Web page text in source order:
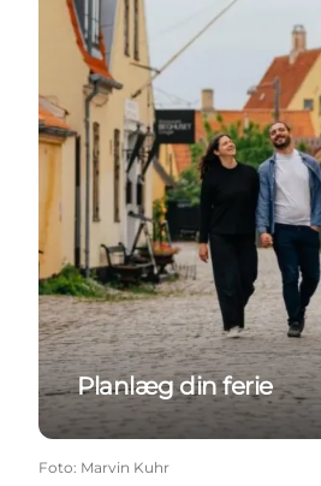
Planlæg din ferie
Foto: Marvin Kuhr